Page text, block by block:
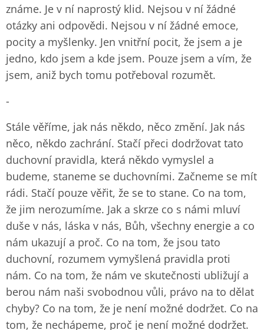
známe. Je v ní naprostý klid. Nejsou v ní žádné
otázky ani odpovědi. Nejsou v ní žádné emoce,
pocity a myšlenky. Jen vnitřní pocit, že jsem a je
jedno, kdo jsem a kde jsem. Pouze jsem a vím, že
jsem, aniž bych tomu potřeboval rozumět.
-
Stále věříme, jak nás někdo, něco změní. Jak nás
něco, někdo zachrání. Stačí přeci dodržovat tato
duchovní pravidla, která někdo vymyslel a
budeme, staneme se duchovními. Začneme se mít
rádi. Stačí pouze věřit, že se to stane. Co na tom,
že jim nerozumíme. Jak a skrze co s námi mluví
duše v nás, láska v nás, Bůh, všechny energie a co
nám ukazují a proč. Co na tom, že jsou tato
duchovní, rozumem vymyšlená pravidla proti
nám. Co na tom, že nám ve skutečnosti ubližují a
berou nám naši svobodnou vůli, právo na to dělat
chyby? Co na tom, že je není možné dodržet. Co na
tom, že nechápeme, proč je není možné dodržet.